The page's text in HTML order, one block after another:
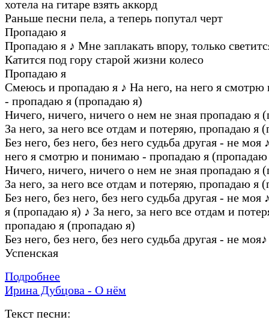
хотела на гитаре взять аккорд
Раньше песни пела, а теперь попутал черт
Пропадаю я
Пропадаю я ♪ Мне заплакать впору, только
Катится под гору старой жизни колесо
Пропадаю я
Смеюсь и пропадаю я ♪ На него, на него я
- пропадаю я (пропадаю я)
Ничего, ничего, ничего о нем не зная пропадаю я
За него, за него все отдам и потеряю, пропадаю я
Без него, без него, без него судьба другая - не моя
него я смотрю и понимаю - пропадаю я (пропадаю
Ничего, ничего, ничего о нем не зная пропадаю я
За него, за него все отдам и потеряю, пропадаю я
Без него, без него, без него судьба другая - не моя
я (пропадаю я) ♪ За него, за него все отдам и
пропадаю я (пропадаю я)
Без него, без него, без него судьба другая - не моя♪
Успенская
Подробнее
Ирина Дубцова - О нём
Текст песни: